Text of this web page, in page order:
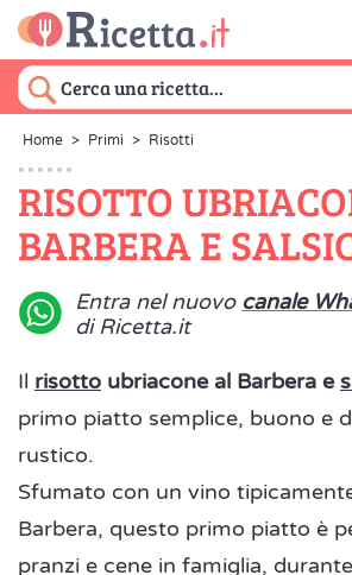
Home > Primi > Risotti
RISOTTO
BARBERA E
Entra nel nuovo canale
di Ricetta.it
Il risotto ubriacone al Barbera e
primo piatto semplice, buono e
rustico.
Sfumato con un vino
Barbera, questo primo piatto è
pranzi e cene in famiglia,